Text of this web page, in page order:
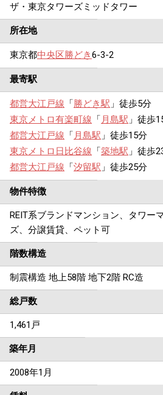
ザ・東京タワーズミッドタワー
所在地
東京都中央区勝どき6-3-2
最寄駅
都営大江戸線 「勝どき駅 」徒歩5分
東京メトロ有楽町線 「月島駅 」徒歩
都営大江戸線 「月島駅 」徒歩15分
東京メトロ日比谷線 「築地駅 」徒歩
都営大江戸線 「汐留駅 」徒歩25分
物件特徴
REIT系ブランドマンション、タワー
ズ、分譲賃貸、ペット可
階数構造
制震構造 地上58階 地下2階 RC造
総戸数
1,461戸
築年月
2008年1月